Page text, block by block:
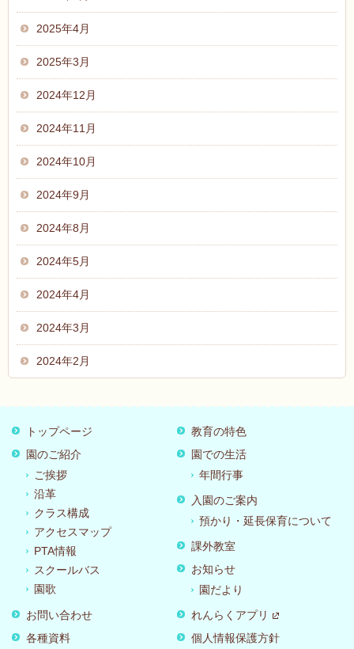
2025年4月
2025年3月
2024年12月
2024年11月
2024年10月
2024年9月
2024年8月
2024年5月
2024年4月
2024年3月
2024年2月
トップページ
園のご紹介
ご挨拶
沿革
クラス構成
アクセスマップ
PTA情報
スクールバス
園歌
教育の特色
園での生活
年間行事
入園のご案内
預かり・延長保育について
課外教室
お知らせ
園だより
お問い合わせ
れんらくアプリ
各種資料
個人情報保護方針